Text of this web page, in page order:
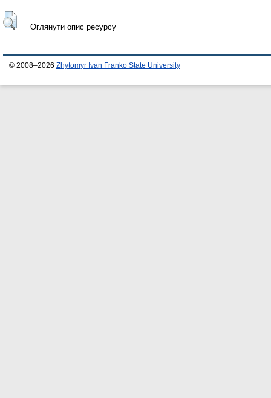
Оглянути опис ресурсу
© 2008–2026 Zhytomyr Ivan Franko State University